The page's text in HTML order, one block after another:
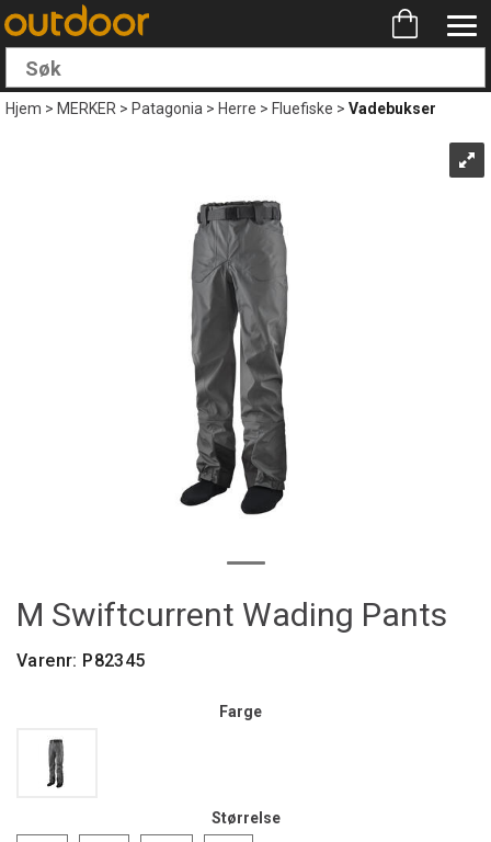
Hjem>MERKER>Patagonia>Herre>Fluefiske>Vadebukser
M Swiftcurrent Wading Pants
Varenr: P82345
Farge
Størrelse